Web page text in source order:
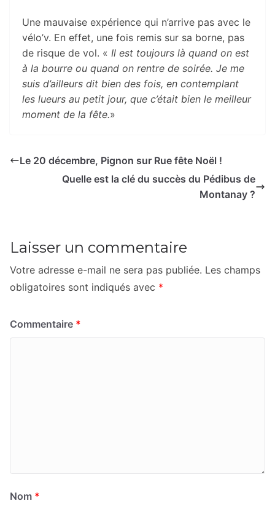
Une mauvaise expérience qui n’arrive pas avec le
vélo’v. En effet, une fois remis sur sa borne, pas
de risque de vol. « Il est toujours là quand on est
à la bourre ou quand on rentre de soirée. Je me
suis d’ailleurs dit bien des fois, en contemplant
les lueurs au petit jour, que c’était bien le meilleur
moment de la fête.»
Le 20 décembre, Pignon sur Rue fête Noël !
Quelle est la clé du succès du Pédibus de
Montanay ?
Laisser un commentaire
Votre adresse e-mail ne sera pas publiée. Les champs
obligatoires sont indiqués avec *
Commentaire *
Nom *